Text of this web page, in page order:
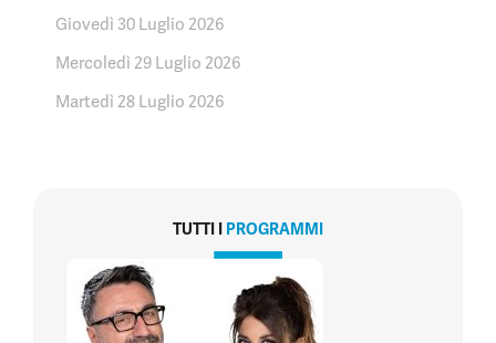
Giovedì 30 Luglio 2026
Mercoledì 29 Luglio 2026
Martedì 28 Luglio 2026
TUTTI I PROGRAMMI